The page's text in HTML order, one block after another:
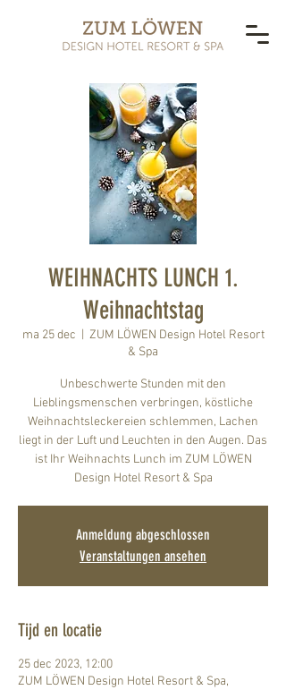
WEIHNACHTS LUNCH 1.
Weihnachtstag
ma 25 dec
ZUM LÖWEN Design Hotel Resort
& Spa
Unbeschwerte Stunden mit den
Lieblingsmenschen verbringen, köstliche
Weihnachtsleckereien schlemmen, Lachen
liegt in der Luft und Leuchten in den Augen. Das
ist Ihr Weihnachts Lunch im ZUM LÖWEN
Design Hotel Resort & Spa
Anmeldung abgeschlossen
Veranstaltungen ansehen
Tijd en locatie
25 dec 2023, 12:00
ZUM LÖWEN Design Hotel Resort & Spa,